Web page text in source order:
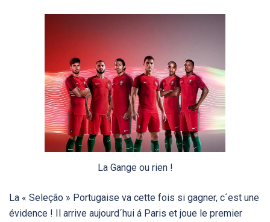
La Gange ou rien !
La « Seleção » Portugaise va cette fois si gagner, c´est une
évidence ! Il arrive aujourd´hui á Paris et joue le premier